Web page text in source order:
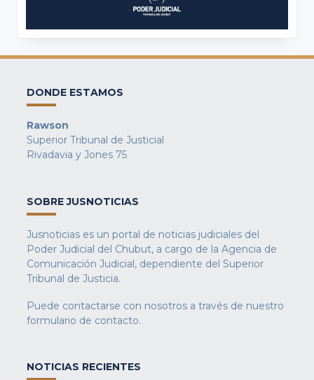
DONDE ESTAMOS
Rawson
Superior Tribunal de Justicial
Rivadavia y Jones 75
SOBRE JUSNOTICIAS
Jusnoticias es un portal de noticias judiciales del
Poder Judicial del Chubut, a cargo de la Agencia de
Comunicación Judicial, dependiente del Superior
Tribunal de Justicia.
Puede contactarse con nosotros a través de nuestro
formulario de contacto.
NOTICIAS RECIENTES